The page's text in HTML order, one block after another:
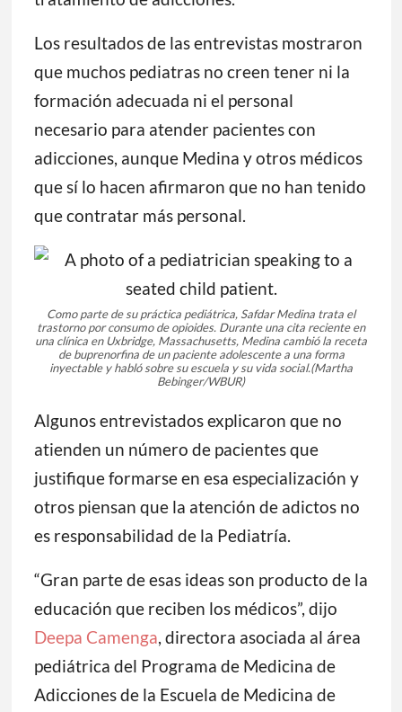
Los resultados de las entrevistas mostraron
que muchos pediatras no creen tener ni la
formación adecuada ni el personal
necesario para atender pacientes con
adicciones, aunque Medina y otros médicos
que sí lo hacen afirmaron que no han tenido
que contratar más personal.
Como parte de su práctica pediátrica, Safdar Medina trata el
trastorno por consumo de opioides. Durante una cita reciente en
una clínica en Uxbridge, Massachusetts, Medina cambió la receta
de buprenorfina de un paciente adolescente a una forma
inyectable y habló sobre su escuela y su vida social.(Martha
Bebinger/WBUR)
Algunos entrevistados explicaron que no
atienden un número de pacientes que
justifique formarse en esa especialización y
otros piensan que la atención de adictos no
es responsabilidad de la Pediatría.
“Gran parte de esas ideas son producto de la
educación que reciben los médicos”, dijo
Deepa Camenga, directora asociada al área
pediátrica del Programa de Medicina de
Adicciones de la Escuela de Medicina de